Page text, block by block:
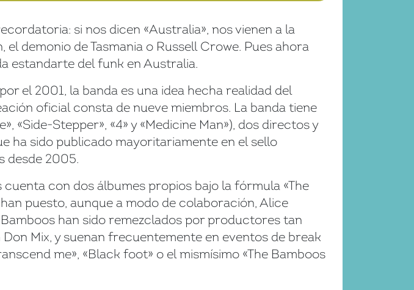
si nos dicen «Australia», nos vienen a la
demonio de Tasmania o Russell Crowe. Pues ahora
estandarte del funk en Australia.
el 2001, la banda es una idea hecha realidad del
oficial consta de nueve miembros. La banda tiene
«Side-Stepper», «4» y «Medicine Man»), dos directos y
ha sido publicado mayoritariamente en el sello
desde 2005.
con dos álbumes propios bajo la fórmula «The
puesto, aunque a modo de colaboración, Alice
han sido remezclados por productores tan
Mix, y suenan frecuentemente en eventos de break
me», «Black foot» o el mismísimo «The Bamboos